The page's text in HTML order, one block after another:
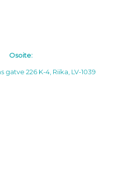
Osoite:
gatve 226 K-4, Riika, LV-1039